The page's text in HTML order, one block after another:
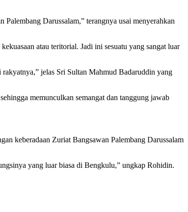
Darussalam,” terangnya usai menyerahkan
atau teritorial. Jadi ini sesuatu yang sangat luar
jelas Sri Sultan Mahmud Badaruddin yang
memunculkan semangat dan tanggung jawab
keberadaan Zuriat Bangsawan Palembang Darussalam
yang luar biasa di Bengkulu,” ungkap Rohidin.